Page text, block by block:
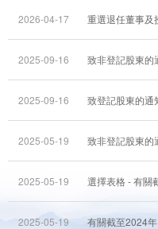
2026-04-17
2025-09-16 致非登記股東的
2025-09-16 致登記股東的通
2025-05-19 致非登記股東的
2025-05-19
2025-05-19